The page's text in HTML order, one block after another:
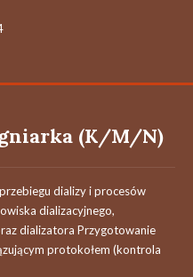
(K/M/N)
dializy i procesów
dializacyjnego,
dializatora Przygotowanie
protokołem (kontrola